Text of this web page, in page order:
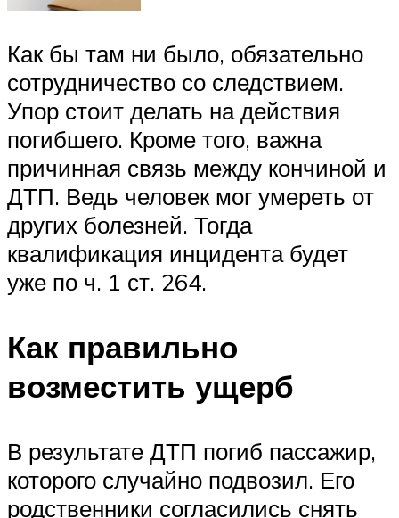
Как бы там ни было, обязательно
сотрудничество со следствием.
Упор стоит делать на действия
погибшего. Кроме того, важна
причинная связь между кончиной и
ДТП. Ведь человек мог умереть от
других болезней. Тогда
квалификация инцидента будет
уже по ч. 1 ст. 264.
Как правильно
возместить ущерб
В результате ДТП погиб пассажир,
которого случайно подвозил. Его
родственники согласились снять